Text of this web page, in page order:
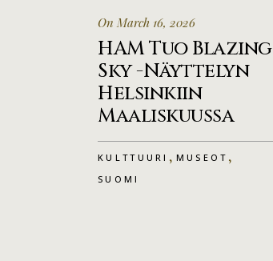
On March 16, 2026
HAM Tuo Blazing
Sky -Näyttelyn
Helsinkiin
Maaliskuussa
KULTTUURI , MUSEOT ,
SUOMI